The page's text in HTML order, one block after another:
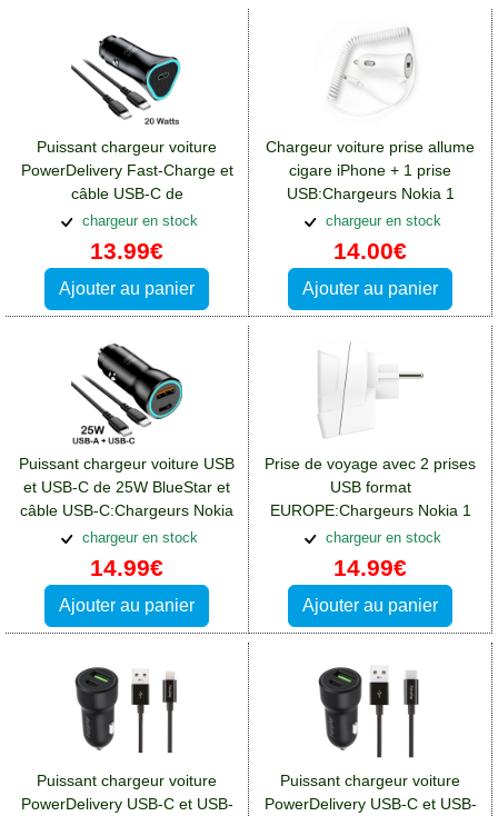
Puissant chargeur voiture
PowerDelivery Fast-Charge et
câble USB-C de
20W:Chargeurs Nokia 1
chargeur en stock
13.99€
Ajouter au panier
Chargeur voiture prise allume
cigare iPhone + 1 prise
USB:Chargeurs Nokia 1
chargeur en stock
14.00€
Ajouter au panier
Puissant chargeur voiture USB
et USB-C de 25W BlueStar et
câble USB-C:Chargeurs Nokia
1
chargeur en stock
14.99€
Ajouter au panier
Prise de voyage avec 2 prises
USB format
EUROPE:Chargeurs Nokia 1
chargeur en stock
14.99€
Ajouter au panier
Puissant chargeur voiture
PowerDelivery USB-C et USB-
Puissant chargeur voiture
PowerDelivery USB-C et USB-